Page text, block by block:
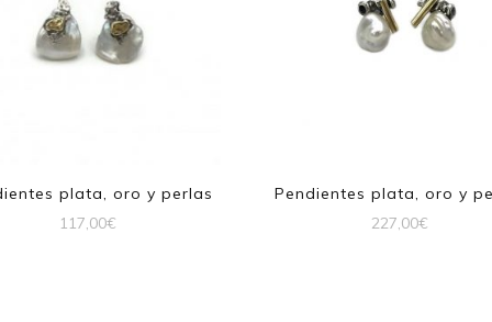
plata, oro y perlas
117,00€
Pendientes plata, oro y
227,00€